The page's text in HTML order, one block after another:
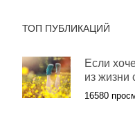
ТОП ПУБЛИКАЦИЙ
Если
из жизни
16580